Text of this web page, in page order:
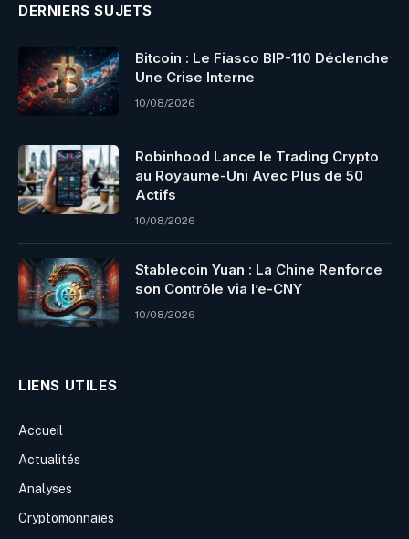
DERNIERS SUJETS
Bitcoin : Le Fiasco BIP-110 Déclenche
Une Crise Interne
10/08/2026
Robinhood Lance le Trading Crypto
au Royaume-Uni Avec Plus de 50
Actifs
10/08/2026
Stablecoin Yuan : La Chine Renforce
son Contrôle via l’e-CNY
10/08/2026
LIENS UTILES
Accueil
Actualités
Analyses
Cryptomonnaies